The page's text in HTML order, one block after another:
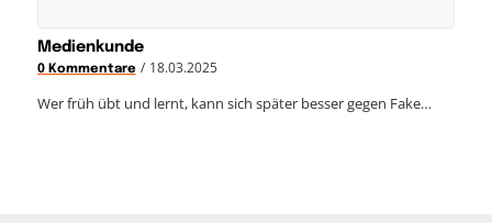
Medienkunde
0 Kommentare / 18.03.2025
Wer früh übt und lernt, kann sich später besser gegen Fake…